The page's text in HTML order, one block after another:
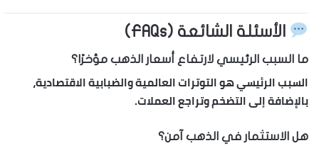
الأسئلة الشائعة (FAQs)
ما السبب الرئيسي لارتفاع أسعار الذهب مؤخرًا؟
السبب الرئيسي هو التوترات العالمية والضبابية الاقتصادية،
بالإضافة إلى التضخم وتراجع العملات.
هل الاستثمار في الذهب آمن؟